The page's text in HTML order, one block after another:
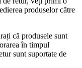
produselor către
că produsele sunt
în timpul
sunt suportate de